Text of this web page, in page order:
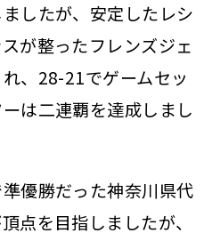
したが、安定したレシ
が整ったフレンズジェ
、28-21でゲームセッ
は二連覇を達成しまし
優勝だった神奈川県代
点を目指しましたが、